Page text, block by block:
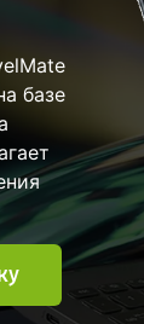
базе